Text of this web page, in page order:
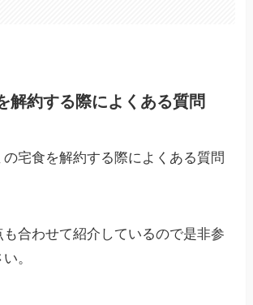
解約する際によくある質問
宅食を解約する際によくある質問
合わせて紹介しているので是非参
。